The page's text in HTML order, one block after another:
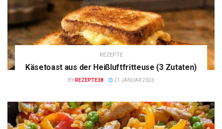
REZEPTE
Käsetoast aus der Heißluftfritteuse (3 Zutaten)
BY REZEPTE38 21 JANUAR 2026